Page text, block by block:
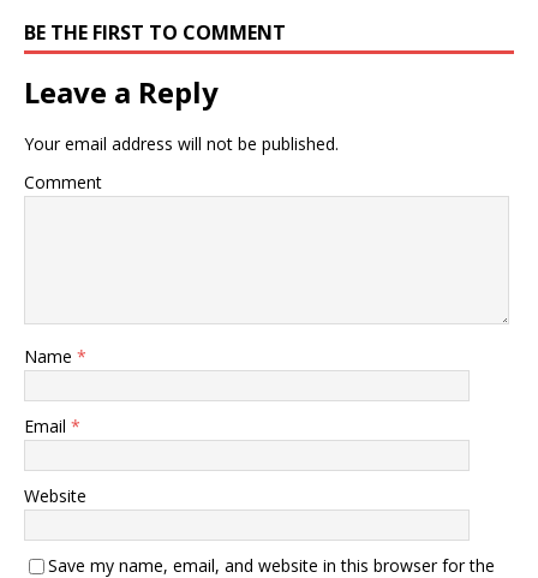
BE THE FIRST TO COMMENT
Leave a Reply
Your email address will not be published.
Comment
Name *
Email *
Website
Save my name, email, and website in this browser for the